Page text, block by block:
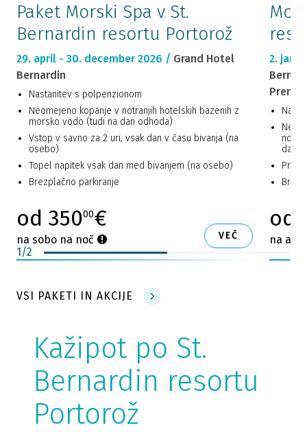
Paket Morski Spa v St.
Bernardin resortu Portorož
29. april - 30. december 2026 / Grand Hotel
Bernardin
Nastanitev s polpenzionom
Neomejeno kopanje v notranjih hotelskih bazenih z
morsko vodo (tudi na dan odhoda)
Vstop v savno za 2 uri, vsak dan v času bivanja (na
osebo)
Topel napitek vsak dan med bivanjem (na osebo)
Brezplačno parkiranje
od 35000€
na sobo na noč VEČ
2.
dan
od
na
1/2
VSI PAKETI IN AKCIJE
Kažipot po St.
Bernardin resortu
Portorož